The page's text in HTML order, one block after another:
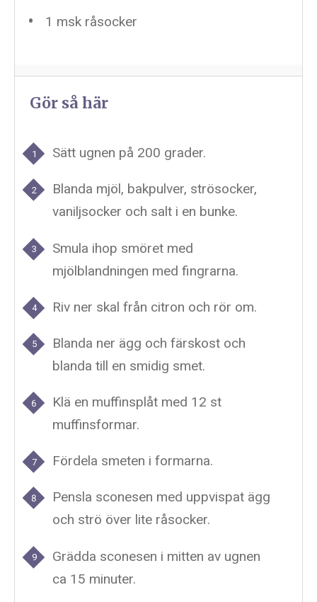
1 msk råsocker
Gör så här
Sätt ugnen på 200 grader.
Blanda mjöl, bakpulver, strösocker,
vaniljsocker och salt i en bunke.
Smula ihop smöret med
mjölblandningen med fingrarna.
Riv ner skal från citron och rör om.
Blanda ner ägg och färskost och
blanda till en smidig smet.
Klä en muffinsplåt med 12 st
muffinsformar.
Fördela smeten i formarna.
Pensla sconesen med uppvispat ägg
och strö över lite råsocker.
Grädda sconesen i mitten av ugnen
ca 15 minuter.